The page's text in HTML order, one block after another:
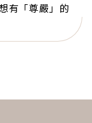
有「尊嚴」的